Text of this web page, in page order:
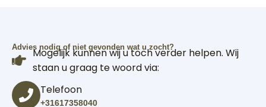
Advies nodig of niet gevonden wat u zocht?
Mogelijk kunnen wij u toch verder helpen. Wij
staan u graag te woord via:
Telefoon
+31617358040